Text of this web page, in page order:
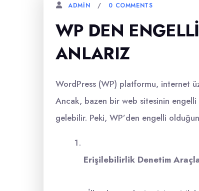
ADMIN 0 COMMENTS
WP DEN
ANLARIZ
WordPress (WP) platformu, internet
Ancak, bazen bir web sitesinin engelli
gelebilir. Peki, WP’den engelli
Erişilebilirlik Denetim